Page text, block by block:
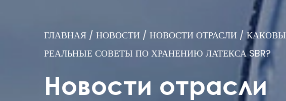
ГЛАВНАЯ / НОВОСТИ / НОВОСТИ ОТРАСЛИ /КАКОВЫ
РЕАЛЬНЫЕ СОВЕТЫ ПО ХРАНЕНИЮ ЛАТЕКСА SBR?
Новости отрасли